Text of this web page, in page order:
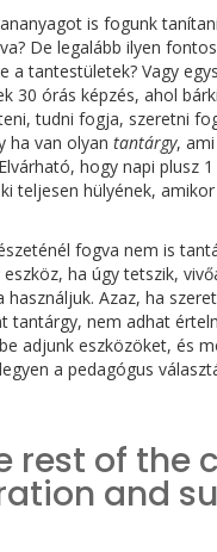
is fogunk
De legalább ilyen
a tantestületek? Vagy
30 órás képzés, ahol
tudni fogja, szeretni
ha van olyan tantárgy,
hogy napi plusz
teljesen hülyének,
fogva nem is
ha úgy tetszik,
Azaz, ha
tantárgy, nem adhat
adjunk eszközöket, és
a pedagógus